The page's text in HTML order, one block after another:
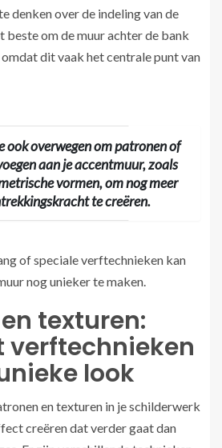
denken over de indeling van de
beste om de muur achter de bank
dit vaak het centrale punt van
ook overwegen om patronen of
aan je accentmuur, zoals
vormen, om nog meer
te creëren.
of speciale verftechnieken kan
nog unieker te maken.
texturen:
verftechnieken
look
en texturen in je schilderwerk
creëren dat verder gaat dan